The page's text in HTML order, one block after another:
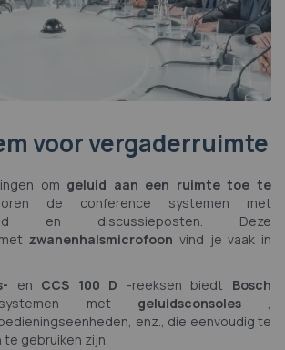
voor vergaderruimte
om geluid aan een ruimte toe te
de conference systemen met
en discussieposten. Deze
zwanenhalsmicrofoon vind je vaak in
en CCS 100 D -reeksen biedt Bosch
systemen met geluidsconsoles,
enz., die eenvoudig te
gebruiken zijn.